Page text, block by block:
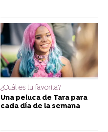
¿Cuál es tu favorita?
Una peluca de Tara para
cada día de la semana